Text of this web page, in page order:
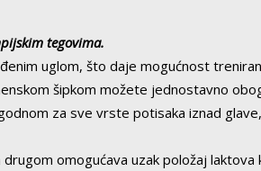
tegovima.
uglom, što daje mogućnost
šipkom možete jednostavno
za sve vrste potisaka iznad
omogućava uzak položaj